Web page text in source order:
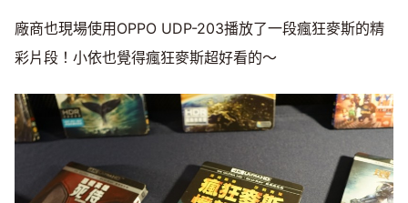
廠商也現場使用OPPO UDP-203播放了一段瘋狂麥斯的精
彩片段！小依也覺得瘋狂麥斯超好看的～